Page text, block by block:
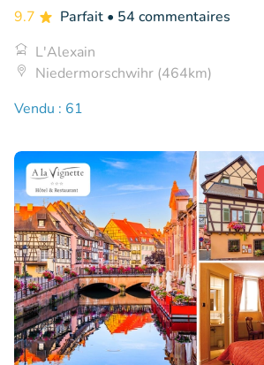
9.7 Parfait • 54 commentaires
L'Alexain
Niedermorschwihr (464km)
Vendu : 61